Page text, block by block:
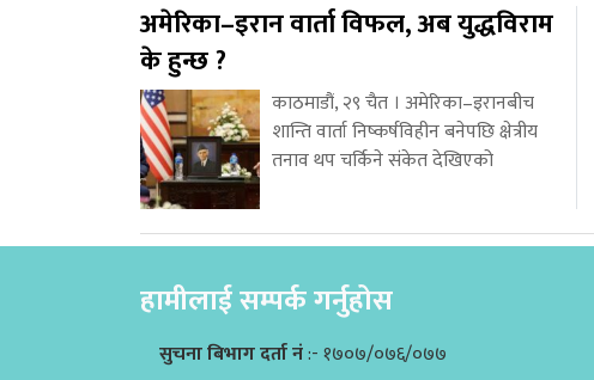
अमेरिका–इरान वार्ता विफल, अब युद्धविराम
के हुन्छ ?
काठमाडौं, २९ चैत । अमेरिका–इरानबीच
शान्ति वार्ता निष्कर्षविहीन बनेपछि क्षेत्रीय
तनाव थप चर्किने संकेत देखिएको
हामीलाई सम्पर्क गर्नुहोस
सुचना बिभाग दर्ता नं:- १७०७/०७६/०७७